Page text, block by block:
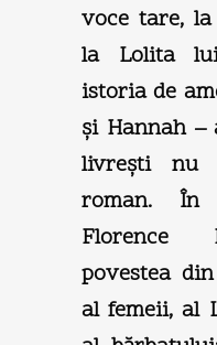
voce tare,
la Lolita
istoria de
şi Hannah
livreşti nu
roman. În
Florence
povestea
al femeii, al